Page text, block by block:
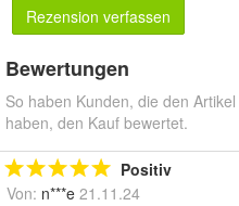
Rezension verfassen
Bewertungen
So haben Kunden, die den
haben, den Kauf bewertet.
Positiv
Von: n***e 21.11.24